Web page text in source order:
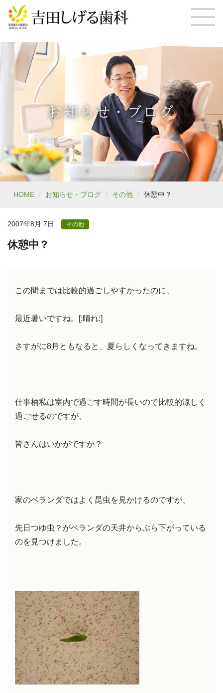
お知らせ・ブログ
HOME お知らせ・ブログ その他 休憩中？
2007年8月 7日 その他
休憩中？
この間までは比較的過ごしやすかったのに、
最近暑いですね。[:晴れ:]
さすがに8月ともなると、夏らしくなってきますね。
仕事柄私は室内で過ごす時間が長いので比較的涼しく
過ごせるのですが、
皆さんはいかがですか？
家のベランダではよく昆虫を見かけるのですが、
先日つゆ虫？がベランダの天井からぶら下がっている
のを見つけました。